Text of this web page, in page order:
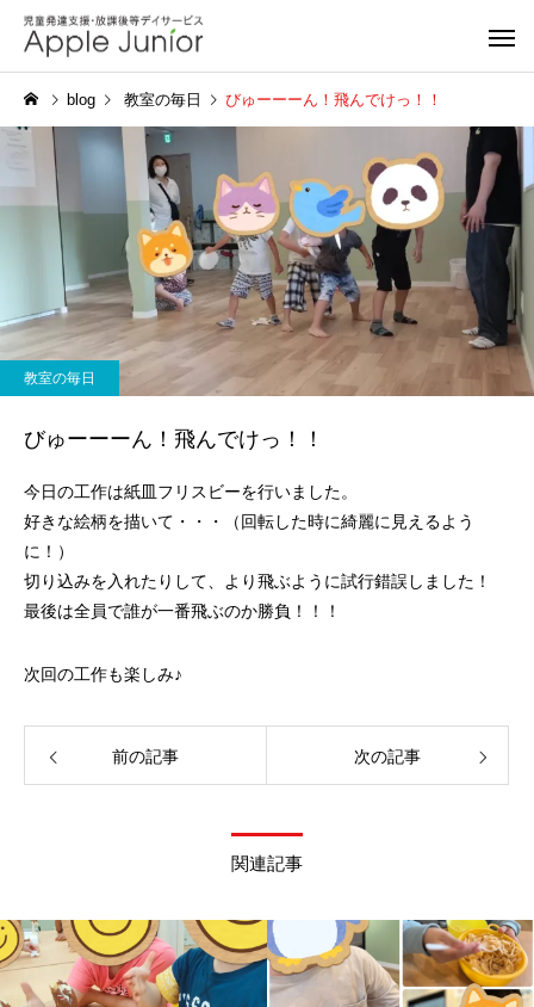
blog 教室の毎日 びゅーーーん！飛んでけっ！！
教室の毎日
びゅーーーん！飛んでけっ！！
今日の工作は紙皿フリスビーを行いました。
好きな絵柄を描いて・・・（回転した時に綺麗に見えるよう
に！）
切り込みを入れたりして、より飛ぶように試行錯誤しました！
最後は全員で誰が一番飛ぶのか勝負！！！
次回の工作も楽しみ♪
前の記事 次の記事
関連記事